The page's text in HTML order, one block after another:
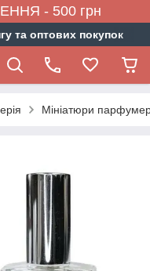
- 500 грн
та оптових покупок
Мініатюри